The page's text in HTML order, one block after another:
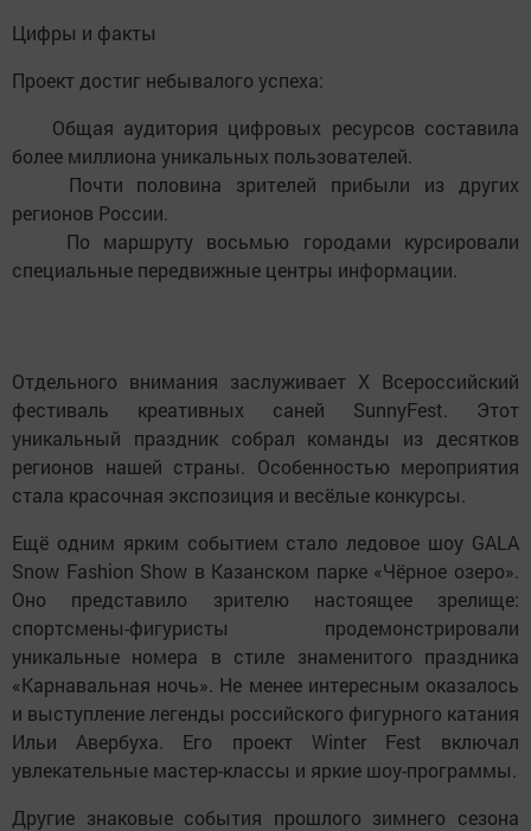
Цифры и факты
Проект достиг небывалого успеха:
Общая аудитория цифровых ресурсов составила
более миллиона уникальных пользователей.
Почти половина зрителей прибыли из других
регионов России.
По маршруту восьмью городами курсировали
специальные передвижные центры информации.
Отдельного внимания заслуживает X Всероссийский
фестиваль креативных саней SunnyFest. Этот
уникальный праздник собрал команды из десятков
регионов нашей страны. Особенностью мероприятия
стала красочная экспозиция и весёлые конкурсы.
Ещё одним ярким событием стало ледовое шоу GALA
Snow Fashion Show в Казанском парке «Чёрное озеро».
Оно представило зрителю настоящее зрелище:
спортсмены-фигуристы продемонстрировали
уникальные номера в стиле знаменитого праздника
«Карнавальная ночь». Не менее интересным оказалось
и выступление легенды российского фигурного катания
Ильи Авербуха. Его проект Winter Fest включал
увлекательные мастер-классы и яркие шоу-программы.
Другие знаковые события прошлого зимнего сезона